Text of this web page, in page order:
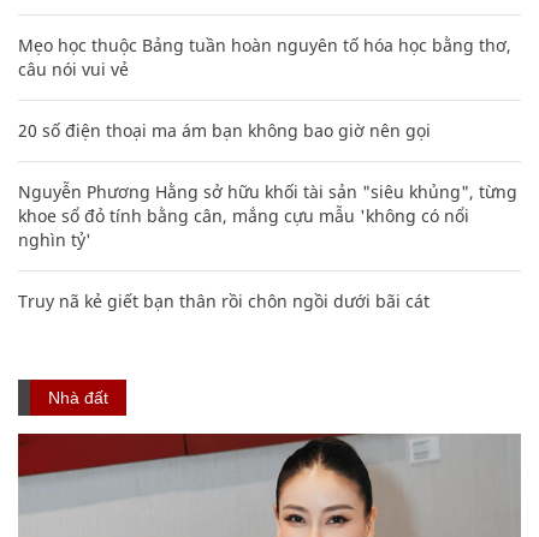
Mẹo học thuộc Bảng tuần hoàn nguyên tố hóa học bằng thơ,
câu nói vui vẻ
20 số điện thoại ma ám bạn không bao giờ nên gọi
Nguyễn Phương Hằng sở hữu khối tài sản "siêu khủng", từng
khoe sổ đỏ tính bằng cân, mắng cựu mẫu 'không có nổi
nghìn tỷ'
Truy nã kẻ giết bạn thân rồi chôn ngồi dưới bãi cát
Nhà đất